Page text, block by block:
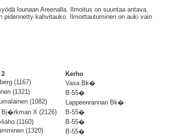
lounaan Areenalla. Ilmoitus on suuntaa antava,
kahvitauko. Ilmoittautuminen on auki vain
2
Kerho
(1167)
Vasa Bk�
(1321)
B-55�
(1082)
Lappeenrannan Bk�
Bj�rkman X (2126)
B-55�
(1160)
B-55�
(1320)
B-55�